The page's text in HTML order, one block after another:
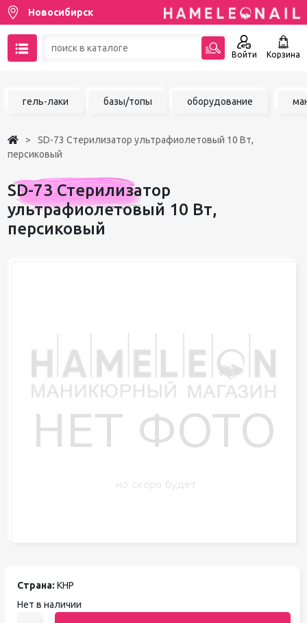
Новосибирск
Войти Корзина
Чат в MAX
Акции
Избранное
гель-лаки базы/топы оборудование
SD-73 Стерилизатор ультрафиолетовый 10 Вт,
персиковый
SD-73 Стерилизатор
ультрафиолетовый 10 Вт,
персиковый
Страна: КНР
Нет в наличии